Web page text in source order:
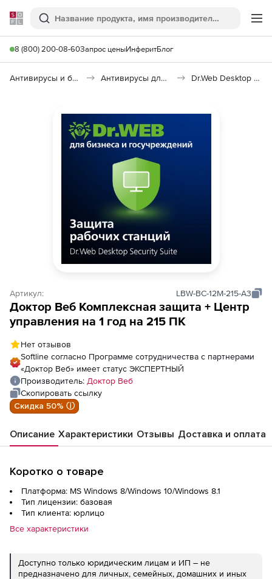
Softline
Поиск
8 (800) 200-08-60Запрос ценыИнферитБлог
Антивирусы и безопасность Антивирусы для организаций Dr.Web Desktop Security Suite
Артикул: LBW-BC-12M-215-A3
Доктор Веб Комплексная защита + Центр
управления на 1 год на 215 ПК
Нет отзывов
Softline согласно Программе сотрудничества с партнерами
«Доктор Веб» имеет статус ЭКСПЕРТНЫЙ
Производитель: Доктор Веб
Скопировать ссылку
Скидка 50% ⓘ
Описание Характеристики Отзывы Доставка и оплата
Коротко о товаре
Платформа: MS Windows 8/Windows 10/Windows 8.1
Тип лицензии: базовая
Тип клиента: юрлицо
Все характеристики
Доступно только юридическим лицам и ИП – не
предназначено для личных, семейных, домашних и иных